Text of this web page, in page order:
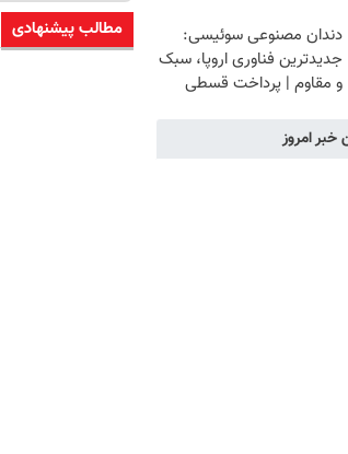
دندان مصنوعی سوئیسی:
جدیدترین فناوری اروپا، سبک
و مقاوم | پرداخت قسطی
خبر امروز
مطالب پیشنهادی